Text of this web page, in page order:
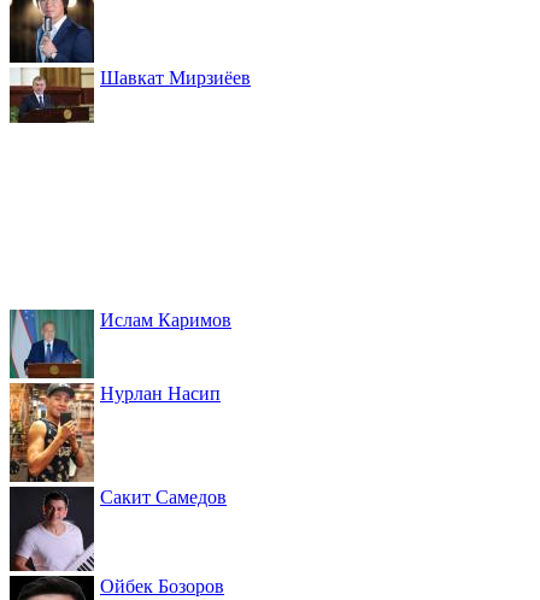
Шавкат Мирзиёев
Ислам Каримов
Нурлан Насип
Сакит Самедов
Ойбек Бозоров